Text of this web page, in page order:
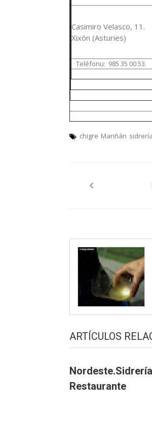
Casimiro Velasco, 11.
Xixón (Asturies)
Teléfonu: 985 35 00 53.
chigre Mariñán sidrería
pelos
ARTÍCULOS
Nordeste.Sidrería
Restaurante